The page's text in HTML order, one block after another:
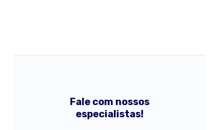
Fale com nossos
especialistas!